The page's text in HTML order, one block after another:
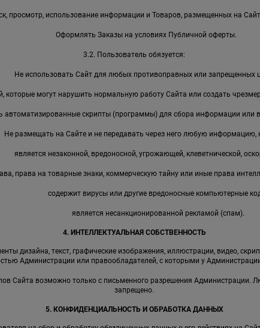
просмотр, использование информации и Товаров, размещенных на
Оформлять Заказы на условиях Публичной оферты.
3.2. Пользователь обязуется:
Не использовать Сайт для любых противоправных или запрещенных
которые могут нарушить нормальную работу Сайта или создать
автоматизированные скрипты (программы) для сбора информации или
Не размещать на Сайте и не передавать через него любую информацию,
является незаконной, вредоносной, угрожающей, клеветнической,
права на товарные знаки, коммерческую тайну или иные права
содержит вирусы или другие вредоносные компьютерные
является несанкционированной рекламой (спам).
4. ИНТЕЛЛЕКТУАЛЬНАЯ СОБСТВЕННОСТЬ
дизайна, текст, графические изображения, иллюстрации, видео,
Администрации или правообладателей, с которыми у
Сайта возможно только с письменного разрешения Администрации.
запрещено.
5. КОНФИДЕНЦИАЛЬНОСТЬ И ОБРАБОТКА ДАННЫХ